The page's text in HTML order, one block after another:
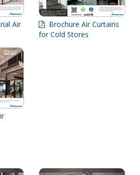
Air
Brochure Air Curtains
for Cold Stores